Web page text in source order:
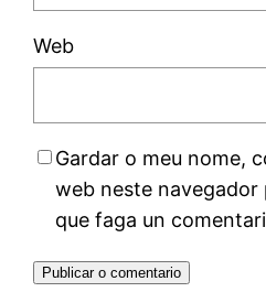
Web
Gardar o meu nome,
web neste navegador
que faga un